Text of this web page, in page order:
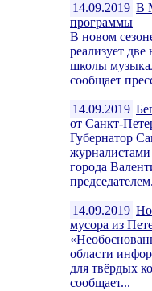
14.09.2019 В
программы
В новом
реализует
школы
сообщает
14.09.2019
от Санкт-
Губернатор
журналистами
города
14.09.2019
мусора из
области
для твёрдых
сообщает...